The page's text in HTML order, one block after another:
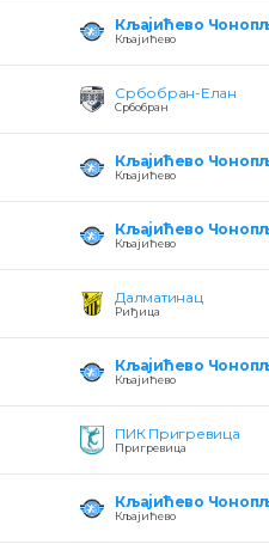
Кљајићево
Кљајићево
Србобран-Елан
Србобран
Кљајићево
Кљајићево
Кљајићево
Кљајићево
Далматинац
Риђица
Кљајићево
Кљајићево
ПИК Пригревица
Пригревица
Кљајићево
Кљајићево